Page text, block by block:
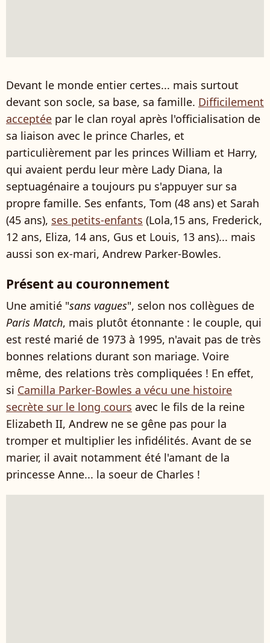
Devant le monde entier certes... mais surtout
devant son socle, sa base, sa famille. Difficilement
acceptée par le clan royal après l'officialisation de
sa liaison avec le prince Charles, et
particulièrement par les princes William et Harry,
qui avaient perdu leur mère Lady Diana, la
septuagénaire a toujours pu s'appuyer sur sa
propre famille. Ses enfants, Tom (48 ans) et Sarah
(45 ans), ses petits-enfants (Lola,15 ans, Frederick,
12 ans, Eliza, 14 ans, Gus et Louis, 13 ans)... mais
aussi son ex-mari, Andrew Parker-Bowles.
Présent au couronnement
Une amitié "sans vagues", selon nos collègues de
Paris Match, mais plutôt étonnante : le couple, qui
est resté marié de 1973 à 1995, n'avait pas de très
bonnes relations durant son mariage. Voire
même, des relations très compliquées ! En effet,
si Camilla Parker-Bowles a vécu une histoire
secrète sur le long cours avec le fils de la reine
Elizabeth II, Andrew ne se gêne pas pour la
tromper et multiplier les infidélités. Avant de se
marier, il avait notamment été l'amant de la
princesse Anne... la soeur de Charles !